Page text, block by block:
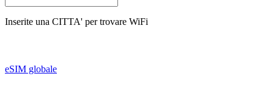
Inserite una CITTA' per trovare WiFi
eSIM globale